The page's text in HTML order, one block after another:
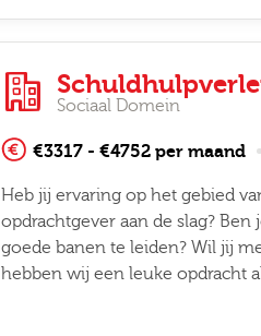
Sociaal Domein
€3317 - €4752 per maand
Heb jij ervaring op het gebied
opdrachtgever aan de slag?
goede banen te leiden? Wil jij
hebben wij een leuke opdracht